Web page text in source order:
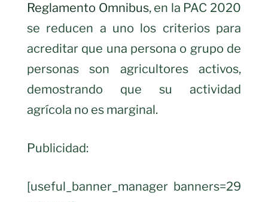
Reglamento Omnibus, en la PAC 2020
se reducen a uno los criterios para
acreditar que una persona o grupo de
personas son agricultores activos,
demostrando que su actividad
agrícola no es marginal.
Publicidad:
[useful_banner_manager banners=29